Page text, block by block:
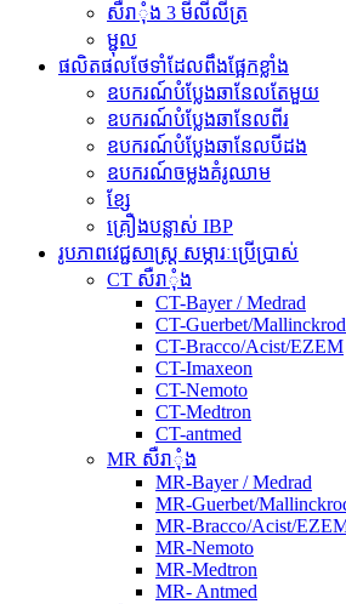
សឺរាុំង 3 មីលីលីត្រ
ម្ជុល
ផលិតផលថែទាំដែលពឹងផ្អែកខ្លាំង
ឧបករណ៍បំប្លែងឆានែលតែមួយ
ឧបករណ៍បំប្លែងឆានែលពីរ
ឧបករណ៍បំប្លែងឆានែលបីដង
ឧបករណ៍ចម្លងគំរូឈាម
ខ្សែ
គ្រឿងបន្លាស់ IBP
រូបភាពវេជ្ជសាស្ត្រ សម្ភារៈប្រើប្រាស់
CT សឺរាុំង
CT-Bayer / Medrad
CT-Guerbet/
CT-Bracco/Acist/EZEM
CT-Imaxeon
CT-Nemoto
CT-Medtron
CT-antmed
MR សឺរាុំង
MR-Bayer / Medrad
MR-Guerbet/
MR-Bracco/Acist/
MR-Nemoto
MR-Medtron
MR- Antmed